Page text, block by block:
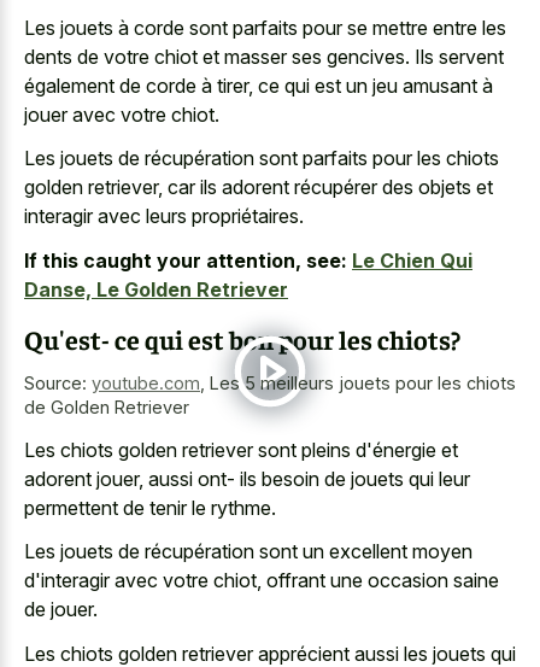
Les jouets à corde sont parfaits pour se mettre entre les
dents de votre chiot et masser ses gencives. Ils servent
également de corde à tirer, ce qui est un jeu amusant à
jouer avec votre chiot.
Les jouets de récupération sont parfaits pour les chiots
golden retriever, car ils adorent récupérer des objets et
interagir avec leurs propriétaires.
If this caught your attention, see: Le Chien Qui
Danse, Le Golden Retriever
Qu'est- ce qui est bon pour les chiots?
Source: youtube.com Les 5 meilleurs jouets pour les chiots
de Golden Retriever
Les chiots golden retriever sont pleins d'énergie et
adorent jouer, aussi ont- ils besoin de jouets qui leur
permettent de tenir le rythme.
Les jouets de récupération sont un excellent moyen
d'interagir avec votre chiot, offrant une occasion saine
de jouer.
Les chiots golden retriever apprécient aussi les jouets qui